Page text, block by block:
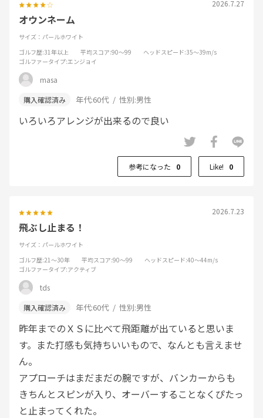
2026.7.27
オウンネーム
サイズ：パールホワイト
ゴルフ歴:31年以上 平均スコア:90～99 ヘッドスピード:35～39m/s
ゴルファータイプ:エンジョイ
masa
年代:60代 性別:男性
いろいろアレンジが出来るので良い
参考になった 0 Like! 0
2026.7.23
飛ぶし止まる！
サイズ：パールホワイト
ゴルフ歴:21～30年 平均スコア:90～99 ヘッドスピード:40～44m/s
ゴルファータイプ:アクティブ
tds
年代:60代 性別:男性
昨年までのＸＳに比べて飛距離が出ていると思いま
す。また打感も気持ちいいもので、なんとも言えませ
ん。
アプローチはまだまだの腕ですが、バンカーからも
きちんとスピンが入り、オーバーすることなくぴたっ
と止まってくれた。